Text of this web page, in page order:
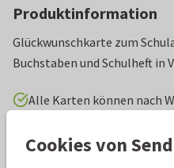
Produktinformation
Glückwunschkarte zum
Buchstaben und Schulheft in
Alle Karten können nach
Glückwunschkarten
Cookies von